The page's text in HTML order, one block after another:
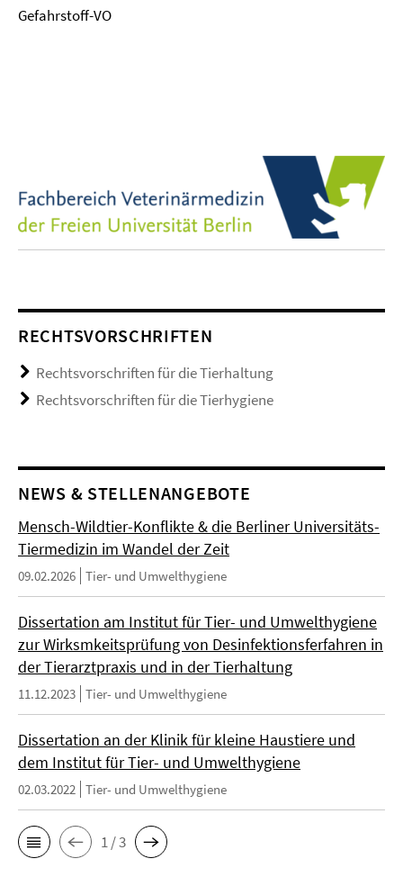
Gefahrstoff-VO
RECHTSVORSCHRIFTEN
Rechtsvorschriften für die Tierhaltung
Rechtsvorschriften für die Tierhygiene
NEWS & STELLENANGEBOTE
Mensch-Wildtier-Konflikte & die Berliner Universitäts-
Tiermedizin im Wandel der Zeit
09.02.2026 Tier- und Umwelthygiene
Dissertation am Institut für Tier- und Umwelthygiene
zur Wirksmkeitsprüfung von Desinfektionsferfahren in
der Tierarztpraxis und in der Tierhaltung
11.12.2023 Tier- und Umwelthygiene
Dissertation an der Klinik für kleine Haustiere und
dem Institut für Tier- und Umwelthygiene
02.03.2022 Tier- und Umwelthygiene
1 / 3